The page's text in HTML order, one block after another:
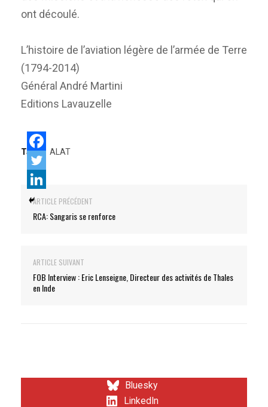
ont découlé.
L’histoire de l’aviation légère de l’armée de Terre
(1794-2014)
Général André Martini
Editions Lavauzelle
Tags: ALAT
ARTICLE PRÉCÉDENT
RCA: Sangaris se renforce
ARTICLE SUIVANT
FOB Interview : Eric Lenseigne, Directeur des activités de Thales
en Inde
Bluesky
LinkedIn